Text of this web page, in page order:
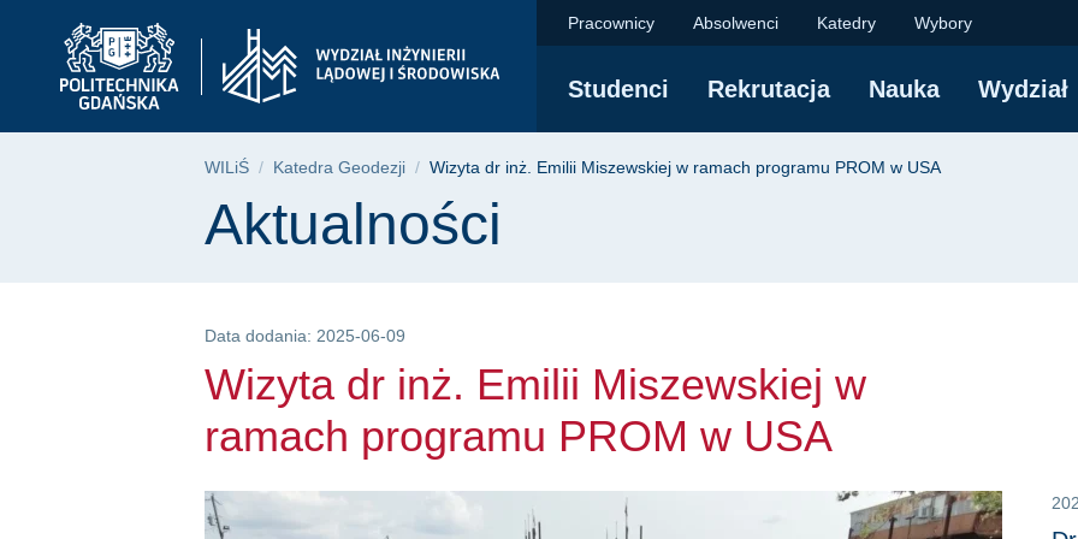
głównego
wyszukiwarki
Wizyta dr inż. Emilii Miszewskiej w
Pracownicy Absolwenci Katedry Wybory
Studenci Rekrutacja Nauka Wydział
Ścieżka nawigacyjna
WILiŚ Katedra Geodezji Wizyta dr inż. Emilii Miszewskiej w ramach programu PROM w USA
Treść strony
Aktualności
Data dodania: 2025-06-09
Wizyta dr inż. Emilii Miszewskiej w
ramach programu PROM w USA